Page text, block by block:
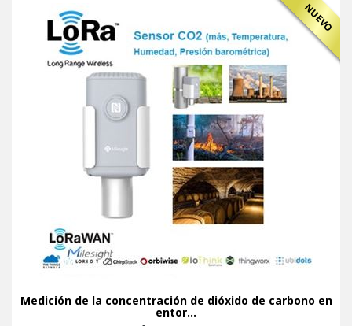
NUEVO
Medición de la concentración de dióxido de carbono en
entor...